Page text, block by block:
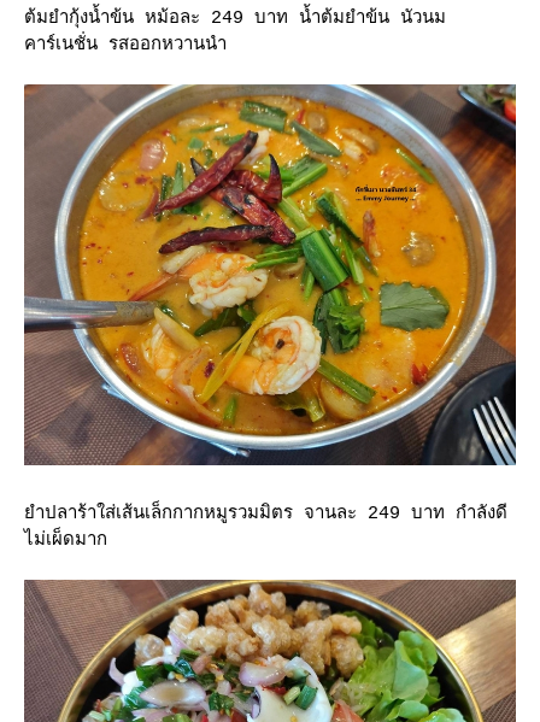
ต้มยำกุ้งน้ำข้น หม้อละ 249 บาท น้ำต้มยำข้น นัวนม
คาร์เนชั่น รสออกหวานนำ
ำปลาร้าใส่เส้นเล็กกากหมูรวมมิตร จานละ 249 บาท กำลังดี
ไม่เผ็ดมาก